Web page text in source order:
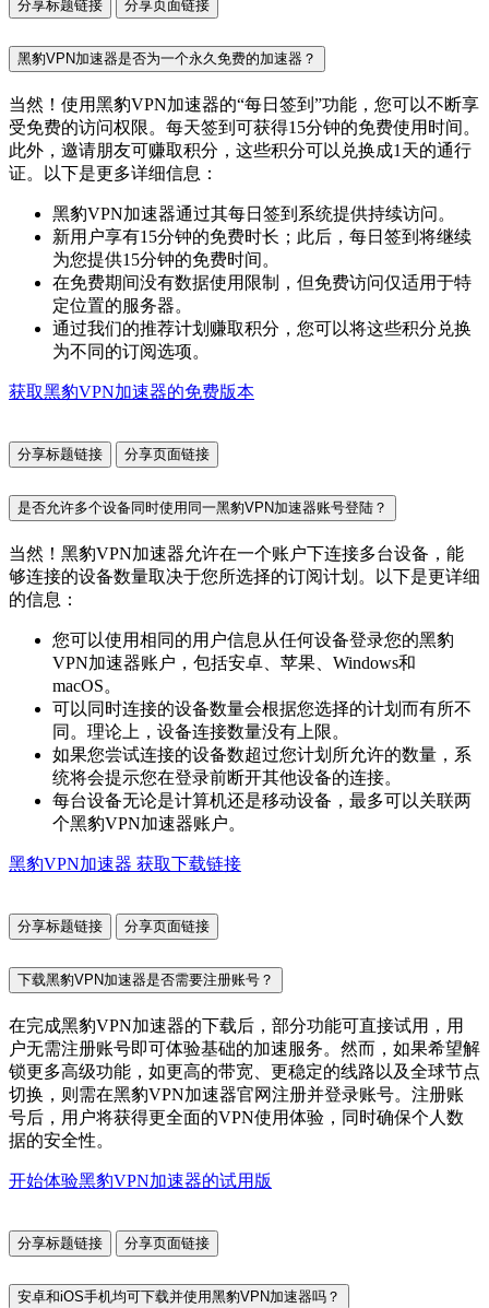
分享标题链接 分享页面链接
黑豹VPN加速器是否为一个永久免费的加速器？
当然！使用黑豹VPN加速器的“每日签到”功能，您可以不断享
受免费的访问权限。每天签到可获得15分钟的免费使用时间。
此外，邀请朋友可赚取积分，这些积分可以兑换成1天的通行
证。以下是更多详细信息：
黑豹VPN加速器通过其每日签到系统提供持续访问。
新用户享有15分钟的免费时长；此后，每日签到将继续
为您提供15分钟的免费时间。
在免费期间没有数据使用限制，但免费访问仅适用于特
定位置的服务器。
通过我们的推荐计划赚取积分，您可以将这些积分兑换
为不同的订阅选项。
获取黑豹VPN加速器的免费版本
分享标题链接 分享页面链接
是否允许多个设备同时使用同一黑豹VPN加速器账号登陆？
当然！黑豹VPN加速器允许在一个账户下连接多台设备，能
够连接的设备数量取决于您所选择的订阅计划。以下是更详细
的信息：
您可以使用相同的用户信息从任何设备登录您的黑豹
VPN加速器账户，包括安卓、苹果、Windows和
macOS。
可以同时连接的设备数量会根据您选择的计划而有所不
同。理论上，设备连接数量没有上限。
如果您尝试连接的设备数超过您计划所允许的数量，系
统将会提示您在登录前断开其他设备的连接。
每台设备无论是计算机还是移动设备，最多可以关联两
个黑豹VPN加速器账户。
黑豹VPN加速器 获取下载链接
分享标题链接 分享页面链接
下载黑豹VPN加速器是否需要注册账号？
在完成黑豹VPN加速器的下载后，部分功能可直接试用，用
户无需注册账号即可体验基础的加速服务。然而，如果希望解
锁更多高级功能，如更高的带宽、更稳定的线路以及全球节点
切换，则需在黑豹VPN加速器官网注册并登录账号。注册账
号后，用户将获得更全面的VPN使用体验，同时确保个人数
据的安全性。
开始体验黑豹VPN加速器的试用版
分享标题链接 分享页面链接
安卓和iOS手机均可下载并使用黑豹VPN加速器吗？